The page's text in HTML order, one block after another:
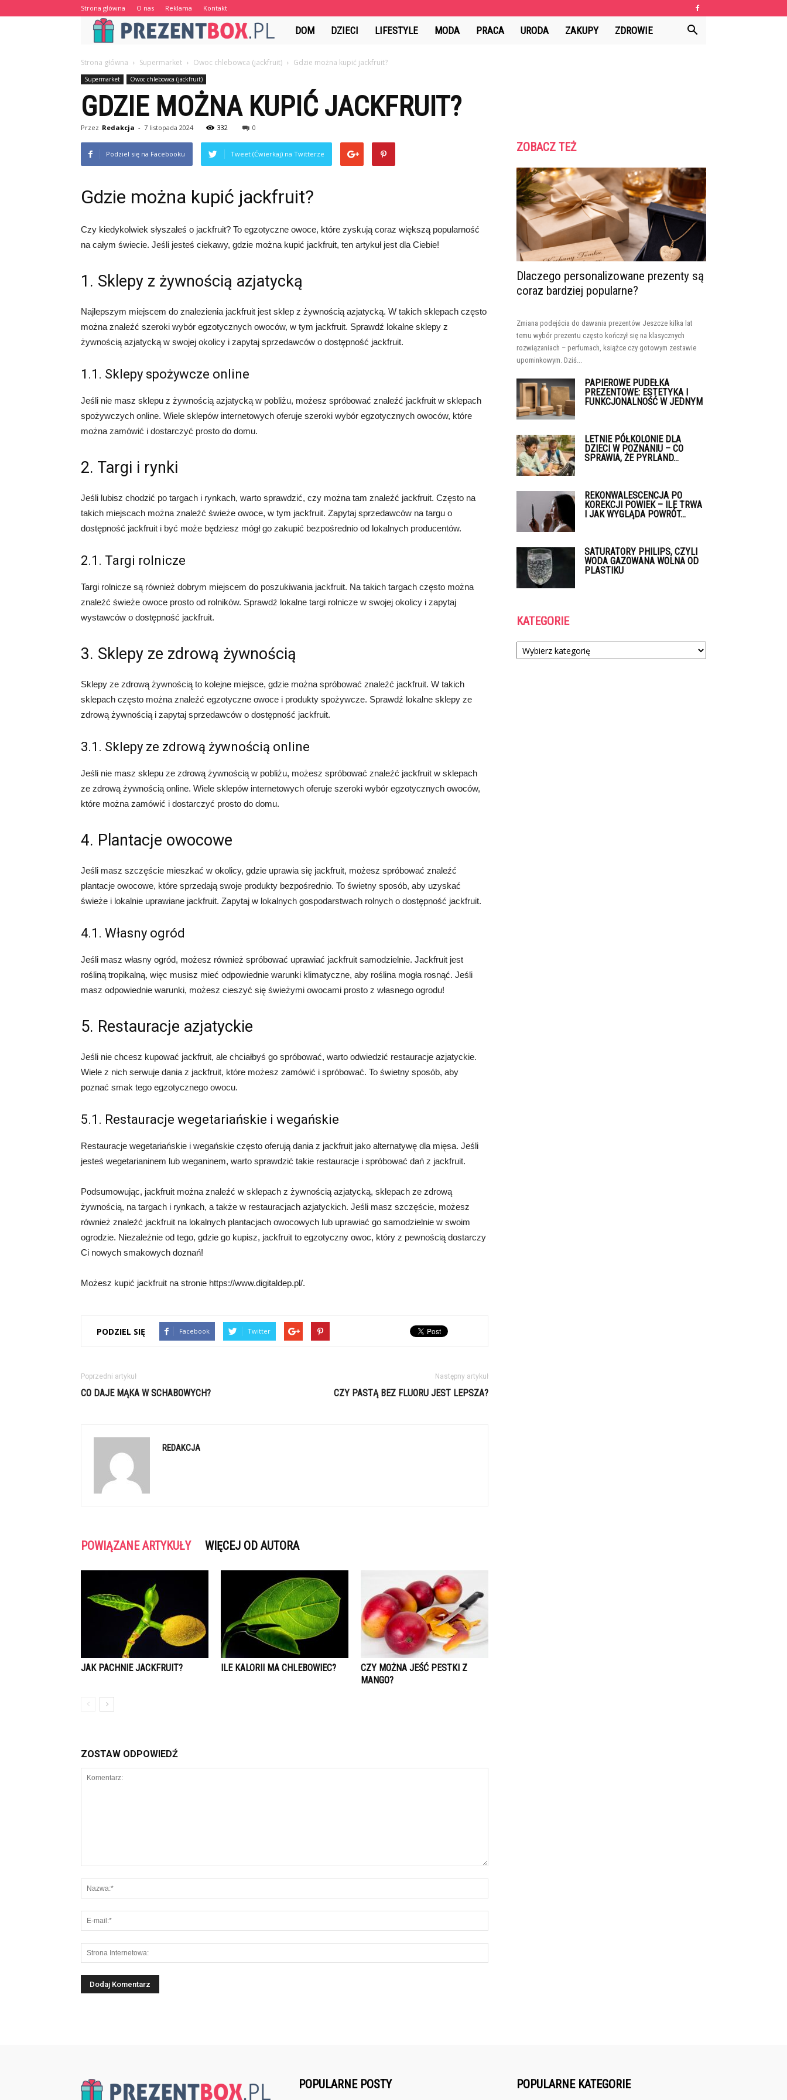
Strona główna O nas Reklama Kontakt
PrezentBox.pl
DOM DZIECI LIFESTYLE MODA PRACA URODA ZAKUPY ZDROWIE
Strona główna Supermarket Owoc chlebowca (jackfruit) Gdzie można kupić jackfruit?
Supermarket Owoc chlebowca (jackfruit)
GDZIE MOŻNA KUPIĆ JACKFRUIT?
Przez Redakcja - 7 listopada 2024 332 0
Podziel się na Facebooku Tweet (Ćwierkaj) na Twitterze
Gdzie można kupić jackfruit?
Czy kiedykolwiek słyszałeś o jackfruit? To egzotyczne owoce, które zyskują coraz większą popularność
na całym świecie. Jeśli jesteś ciekawy, gdzie można kupić jackfruit, ten artykuł jest dla Ciebie!
1. Sklepy z żywnością azjatycką
Najlepszym miejscem do znalezienia jackfruit jest sklep z żywnością azjatycką. W takich sklepach często
można znaleźć szeroki wybór egzotycznych owoców, w tym jackfruit. Sprawdź lokalne sklepy z
żywnością azjatycką w swojej okolicy i zapytaj sprzedawców o dostępność jackfruit.
1.1. Sklepy spożywcze online
Jeśli nie masz sklepu z żywnością azjatycką w pobliżu, możesz spróbować znaleźć jackfruit w sklepach
spożywczych online. Wiele sklepów internetowych oferuje szeroki wybór egzotycznych owoców, które
można zamówić i dostarczyć prosto do domu.
2. Targi i rynki
Jeśli lubisz chodzić po targach i rynkach, warto sprawdzić, czy można tam znaleźć jackfruit. Często na
takich miejscach można znaleźć świeże owoce, w tym jackfruit. Zapytaj sprzedawców na targu o
dostępność jackfruit i być może będziesz mógł go zakupić bezpośrednio od lokalnych producentów.
2.1. Targi rolnicze
Targi rolnicze są również dobrym miejscem do poszukiwania jackfruit. Na takich targach często można
znaleźć świeże owoce prosto od rolników. Sprawdź lokalne targi rolnicze w swojej okolicy i zapytaj
wystawców o dostępność jackfruit.
3. Sklepy ze zdrową żywnością
Sklepy ze zdrową żywnością to kolejne miejsce, gdzie można spróbować znaleźć jackfruit. W takich
sklepach często można znaleźć egzotyczne owoce i produkty spożywcze. Sprawdź lokalne sklepy ze
zdrową żywnością i zapytaj sprzedawców o dostępność jackfruit.
3.1. Sklepy ze zdrową żywnością online
Jeśli nie masz sklepu ze zdrową żywnością w pobliżu, możesz spróbować znaleźć jackfruit w sklepach
ze zdrową żywnością online. Wiele sklepów internetowych oferuje szeroki wybór egzotycznych owoców,
które można zamówić i dostarczyć prosto do domu.
4. Plantacje owocowe
Jeśli masz szczęście mieszkać w okolicy, gdzie uprawia się jackfruit, możesz spróbować znaleźć
plantacje owocowe, które sprzedają swoje produkty bezpośrednio. To świetny sposób, aby uzyskać
świeże i lokalnie uprawiane jackfruit. Zapytaj w lokalnych gospodarstwach rolnych o dostępność jackfruit.
4.1. Własny ogród
Jeśli masz własny ogród, możesz również spróbować uprawiać jackfruit samodzielnie. Jackfruit jest
rośliną tropikalną, więc musisz mieć odpowiednie warunki klimatyczne, aby roślina mogła rosnąć. Jeśli
masz odpowiednie warunki, możesz cieszyć się świeżymi owocami prosto z własnego ogrodu!
5. Restauracje azjatyckie
Jeśli nie chcesz kupować jackfruit, ale chciałbyś go spróbować, warto odwiedzić restauracje azjatyckie.
Wiele z nich serwuje dania z jackfruit, które możesz zamówić i spróbować. To świetny sposób, aby
poznać smak tego egzotycznego owocu.
5.1. Restauracje wegetariańskie i wegańskie
Restauracje wegetariańskie i wegańskie często oferują dania z jackfruit jako alternatywę dla mięsa. Jeśli
jesteś wegetarianinem lub weganinem, warto sprawdzić takie restauracje i spróbować dań z jackfruit.
Podsumowując, jackfruit można znaleźć w sklepach z żywnością azjatycką, sklepach ze zdrową
żywnością, na targach i rynkach, a także w restauracjach azjatyckich. Jeśli masz szczęście, możesz
również znaleźć jackfruit na lokalnych plantacjach owocowych lub uprawiać go samodzielnie w swoim
ogrodzie. Niezależnie od tego, gdzie go kupisz, jackfruit to egzotyczny owoc, który z pewnością dostarczy
Ci nowych smakowych doznań!
Możesz kupić jackfruit na stronie https://www.digitaldep.pl/.
PODZIEL SIĘ Facebook Twitter
Poprzedni artykuł
CO DAJE MĄKA W SCHABOWYCH?
Następny artykuł
CZY PASTĄ BEZ FLUORU JEST LEPSZA?
REDAKCJA
POWIĄZANE ARTYKUŁY WIĘCEJ OD AUTORA
JAK PACHNIE JACKFRUIT? ILE KALORII MA CHLEBOWIEC?
CZY MOŻNA JEŚĆ PESTKI Z
MANGO?
ZOSTAW ODPOWIEDŹ
ZOBACZ TEŻ
Dlaczego personalizowane prezenty są
coraz bardziej popularne?
Zmiana podejścia do dawania prezentów Jeszcze kilka lat
temu wybór prezentu często kończył się na klasycznych
rozwiązaniach – perfumach, książce czy gotowym zestawie
upominkowym. Dziś...
PAPIEROWE PUDEŁKA
PREZENTOWE: ESTETYKA I
FUNKCJONALNOŚĆ W JEDNYM
LETNIE PÓŁKOLONIE DLA
DZIECI W POZNANIU – CO
SPRAWIA, ŻE PYRLAND...
REKONWALESCENCJA PO
KOREKCJI POWIEK – ILE TRWA
I JAK WYGLĄDA POWRÓT...
SATURATORY PHILIPS, CZYLI
WODA GAZOWANA WOLNA OD
PLASTIKU
KATEGORIE
Kategorie
POPULARNE POSTY POPULARNE KATEGORIE